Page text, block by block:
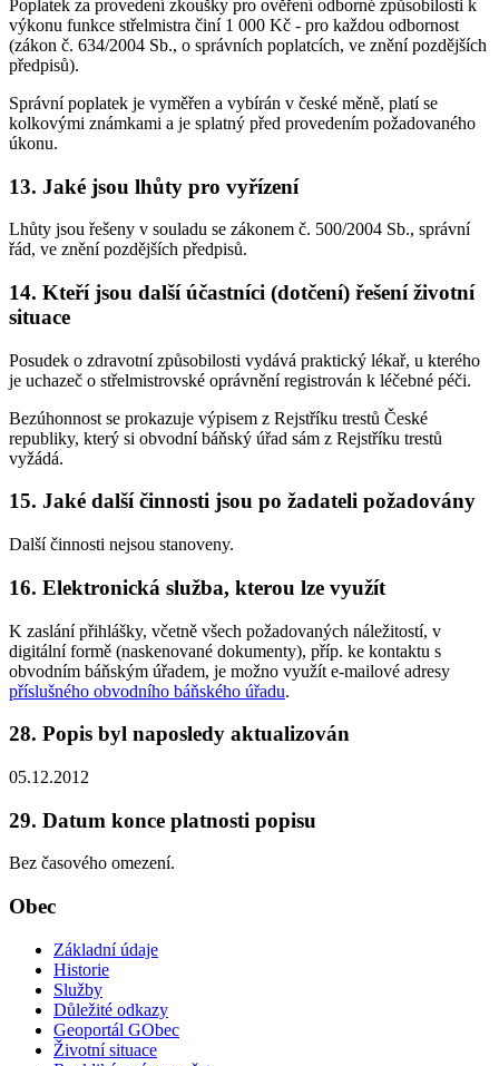
Poplatek za provedení zkoušky pro ověření odborné způsobilosti k
výkonu funkce střelmistra činí 1 000 Kč - pro každou odbornost
(zákon č. 634/2004 Sb., o správních poplatcích, ve znění pozdějších
předpisů).
Správní poplatek je vyměřen a vybírán v české měně, platí se
kolkovými známkami a je splatný před provedením požadovaného
úkonu.
13. Jaké jsou lhůty pro vyřízení
Lhůty jsou řešeny v souladu se zákonem č. 500/2004 Sb., správní
řád, ve znění pozdějších předpisů.
14. Kteří jsou další účastníci (dotčení) řešení životní
situace
Posudek o zdravotní způsobilosti vydává praktický lékař, u kterého
je uchazeč o střelmistrovské oprávnění registrován k léčebné péči.
Bezúhonnost se prokazuje výpisem z Rejstříku trestů České
republiky, který si obvodní báňský úřad sám z Rejstříku trestů
vyžádá.
15. Jaké další činnosti jsou po žadateli požadovány
Další činnosti nejsou stanoveny.
16. Elektronická služba, kterou lze využít
K zaslání přihlášky, včetně všech požadovaných náležitostí, v
digitální formě (naskenované dokumenty), příp. ke kontaktu s
obvodním báňským úřadem, je možno využít e-mailové adresy
příslušného obvodního báňského úřadu.
28. Popis byl naposledy aktualizován
05.12.2012
29. Datum konce platnosti popisu
Bez časového omezení.
Obec
Základní údaje
Historie
Služby
Důležité odkazy
Geoportál GObec
Životní situace